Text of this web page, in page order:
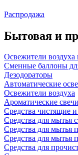
Распродажа
Бытовая и
Освежители воздуха
Сменные баллоны
Дезодораторы
Автоматические
Освежители воздуха
Ароматические
Средства чистящие
Средства для мытья
Средства для мытья
Средства для мытья
Средства для